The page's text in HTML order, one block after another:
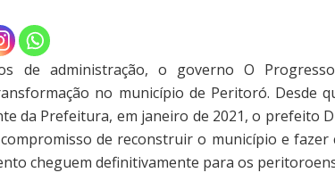
de administração, o governo O
no município de Peritoró. Desde
da Prefeitura, em janeiro de 2021, o prefeito
de reconstruir o município e fazer
cheguem definitivamente para os